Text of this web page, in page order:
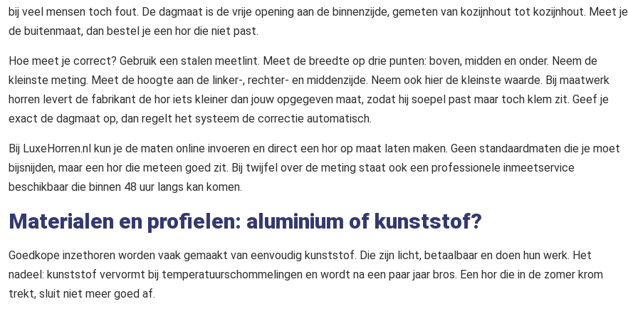
bij veel mensen toch fout. De dagmaat is de vrije opening aan de binnenzijde, gemeten van kozijnhout tot kozijnhout. Meet je
de buitenmaat, dan bestel je een hor die niet past.
Hoe meet je correct? Gebruik een stalen meetlint. Meet de breedte op drie punten: boven, midden en onder. Neem de
kleinste meting. Meet de hoogte aan de linker-, rechter- en middenzijde. Neem ook hier de kleinste waarde. Bij maatwerk
horren levert de fabrikant de hor iets kleiner dan jouw opgegeven maat, zodat hij soepel past maar toch klem zit. Geef je
exact de dagmaat op, dan regelt het systeem de correctie automatisch.
Bij LuxeHorren.nl kun je de maten online invoeren en direct een hor op maat laten maken. Geen standaardmaten die je moet
bijsnijden, maar een hor die meteen goed zit. Bij twijfel over de meting staat ook een professionele inmeetservice
beschikbaar die binnen 48 uur langs kan komen.
Materialen en profielen: aluminium of kunststof?
Goedkope inzethoren worden vaak gemaakt van eenvoudig kunststof. Die zijn licht, betaalbaar en doen hun werk. Het
nadeel: kunststof vervormt bij temperatuurschommelingen en wordt na een paar jaar bros. Een hor die in de zomer krom
trekt, sluit niet meer goed af.